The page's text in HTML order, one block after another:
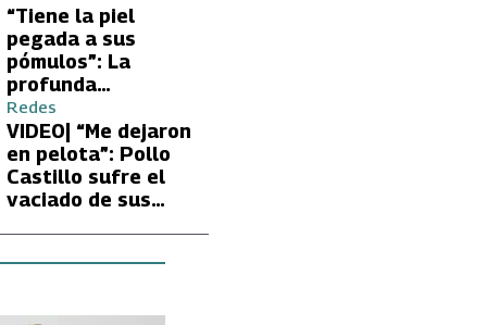
tras encontrón con
Carmen Gloria
Arroyo
“Tiene la piel
pegada a sus
pómulos”: La
profunda
preocupación de
Fran García-
Huidobro por la
extrema delgadez
de Kathy Orellana
Redes
VIDEO| “Me dejaron
en pelota”: Pollo
Castillo sufre el
vaciado de sus